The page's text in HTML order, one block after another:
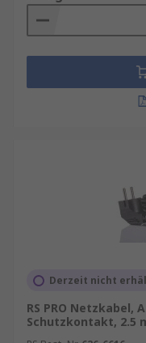
Derzeit nicht
RS PRO Netzkabel,
Schutzkontakt, 2.5